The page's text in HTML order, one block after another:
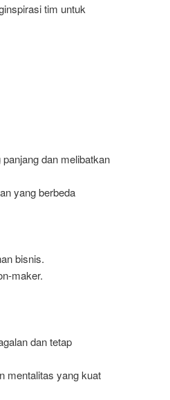
tim untuk
dan melibatkan
yang berbeda
bisnis.
maker.
dan tetap
mentalitas yang kuat